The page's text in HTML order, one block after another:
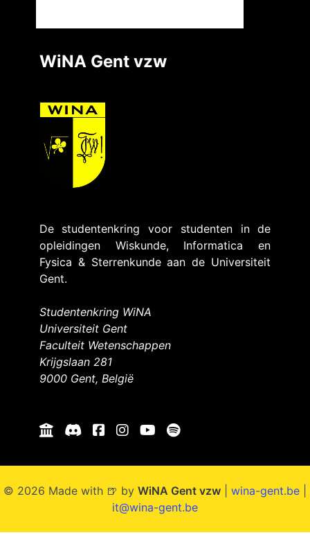
WiNA Gent vzw
De studentenkring voor studenten in de
opleidingen Wiskunde, Informatica en
Fysica & Sterrenkunde aan de Universiteit
Gent.
Studentenkring WiNA
Universiteit Gent
Faculteit Wetenschappen
Krijgslaan 281
9000 Gent, België
© 2026 Made with 🍺 by WiNA Gent vzw wina-gent.be
it@wina-gent.be